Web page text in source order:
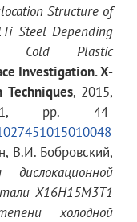
1.8 ×
106нейтронов/
см ·с -1
Structure of
Steel Depending
Plastic
Investigation.X-
Techniques, 2015,
pp. 44-
В.И. Бобровский,
дислокационной
Х16Н15М3Т1
холодной